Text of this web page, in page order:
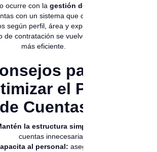
ocurre con la gestión de talento
con un sistema que clasifica
según perfil, área y experiencia, el
de contratación se vuelve mucho
más eficiente.
para
el Plan
de Cuentas
la estructura simple:
cuentas innecesarias.
al personal: asegúrate de